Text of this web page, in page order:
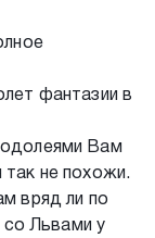
фантазии в
Вам
не похожи.
вряд ли по
со Львами у